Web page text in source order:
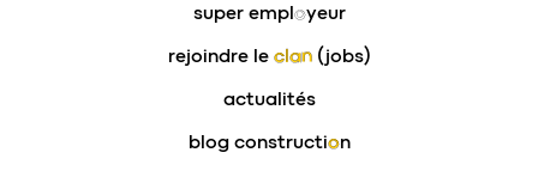
super employeur
rejoindre le clan (jobs)
actualités
blog construction